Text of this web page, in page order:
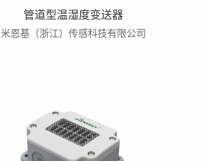
管道型温湿度变送器
米恩基（浙江）传感科技有限公司